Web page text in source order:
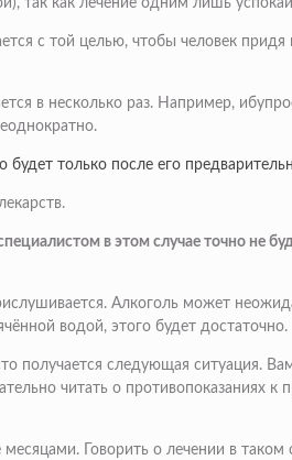
так как лечение одним лишь
с той целью, чтобы человек придя
в несколько раз. Например,
только после его
в этом случае точно не
Алкоголь может
водой, этого будет достаточно.
получается следующая ситуация.
читать о противопоказаниях к
Говорить о лечении в таком